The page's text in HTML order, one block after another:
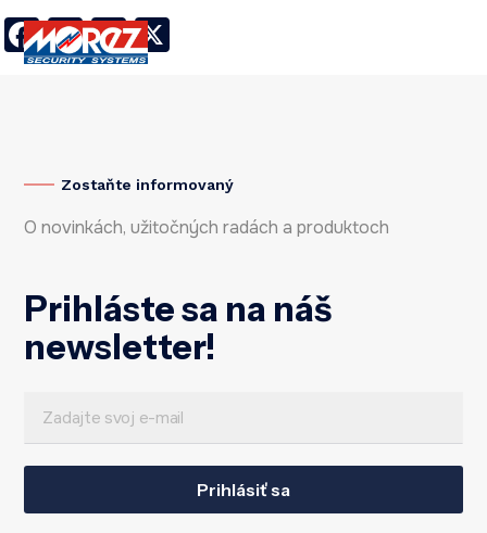
Facebook
LinkedIn
Twitter
Zostaňte informovaný
O novinkách, užitočných radách a produktoch
Prihláste sa na náš
newsletter!
E
m
a
m
Prihlásiť sa